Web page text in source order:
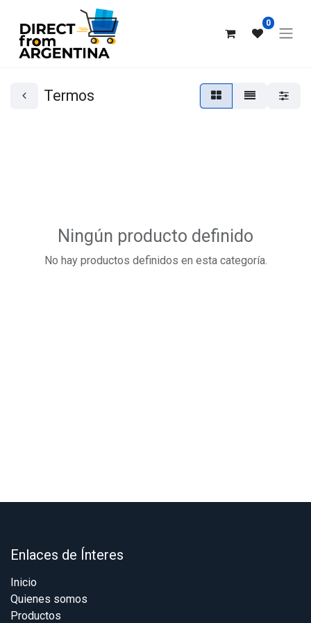
0
Termos
Ningún producto definido
No hay productos definidos en esta categoría.
Enlaces de Ínteres
Inicio
Quienes somos
Productos